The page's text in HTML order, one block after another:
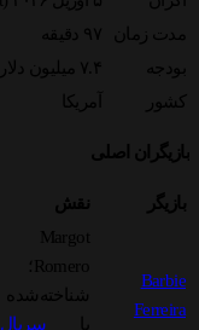
مدت زمان
۹۷ دقیقه
بودجه
۷.۴ میلیون دلار
کشور
آمریکا
بازیگران اصلی
بازیگر نقش
Barbie
Ferreira
Margot
Romero؛
شناخته‌شده
سریال